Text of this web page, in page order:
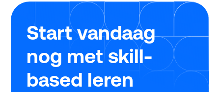
stress, snel en eenvoudig gebruikmaakt van deze
regeling.
Start vandaag
nog met skill-
based leren